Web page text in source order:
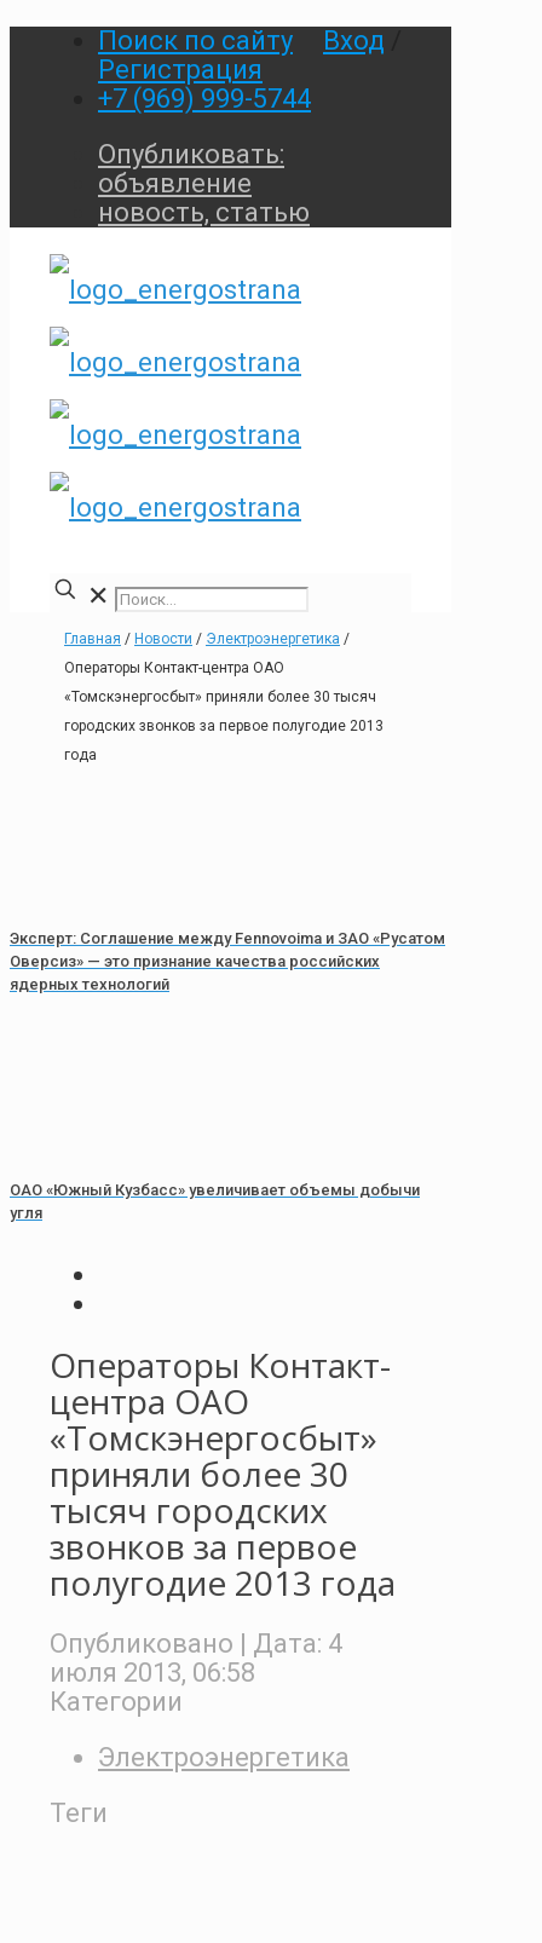
Поиск по сайту Вход
Регистрация
+7 (969) 999-5744
Опубликовать:
объявление
новость, статью
✕
Главная / Новости / Электроэнергетика /
Операторы Контакт-центра ОАО
«Томскэнергосбыт» приняли более 30 тысяч
городских звонков за первое полугодие 2013
года
Эксперт: Соглашение между Fennovoima и ЗАО «Русатом
Оверсиз» — это признание качества российских
ядерных технологий
ОАО «Южный Кузбасс» увеличивает объемы добычи
угля
Операторы Контакт-
центра ОАО
«Томскэнергосбыт»
приняли более 30
тысяч городских
звонков за первое
полугодие 2013 года
Опубликовано | Дата: 4
июля 2013, 06:58
Категории
Электроэнергетика
Теги